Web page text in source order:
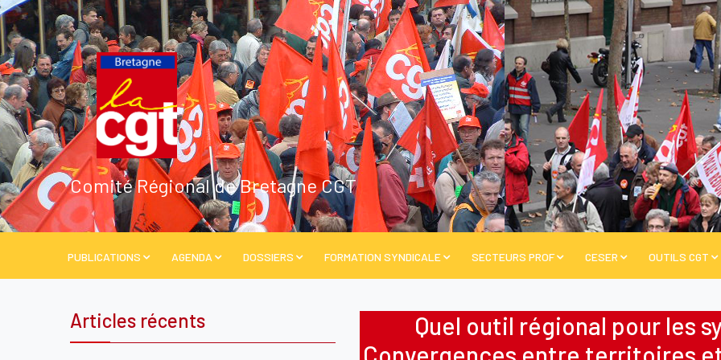
Comité Régional de Bretagne CGT
PUBLICATIONS AGENDA DOSSIERS FORMATION SYNDICALE SECTEURS PROF CESER OUTILS CGT
Quel outil régional pour les
Articles récents